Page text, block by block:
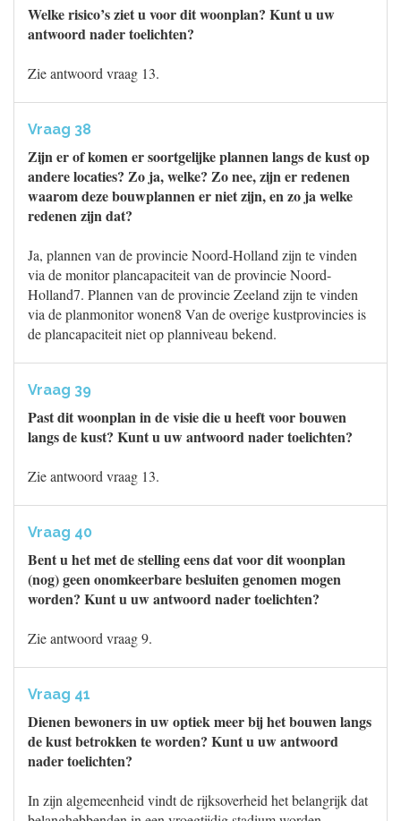
Welke risico’s ziet u voor dit woonplan? Kunt u uw
antwoord nader toelichten?
Zie antwoord vraag 13.
Vraag 38
Zijn er of komen er soortgelijke plannen langs de kust op
andere locaties? Zo ja, welke? Zo nee, zijn er redenen
waarom deze bouwplannen er niet zijn, en zo ja welke
redenen zijn dat?
Ja, plannen van de provincie Noord-Holland zijn te vinden
via de monitor plancapaciteit van de provincie Noord-
Holland7. Plannen van de provincie Zeeland zijn te vinden
via de planmonitor wonen8 Van de overige kustprovincies is
de plancapaciteit niet op planniveau bekend.
Vraag 39
Past dit woonplan in de visie die u heeft voor bouwen
langs de kust? Kunt u uw antwoord nader toelichten?
Zie antwoord vraag 13.
Vraag 40
Bent u het met de stelling eens dat voor dit woonplan
(nog) geen onomkeerbare besluiten genomen mogen
worden? Kunt u uw antwoord nader toelichten?
Zie antwoord vraag 9.
Vraag 41
Dienen bewoners in uw optiek meer bij het bouwen langs
de kust betrokken te worden? Kunt u uw antwoord
nader toelichten?
In zijn algemeenheid vindt de rijksoverheid het belangrijk dat